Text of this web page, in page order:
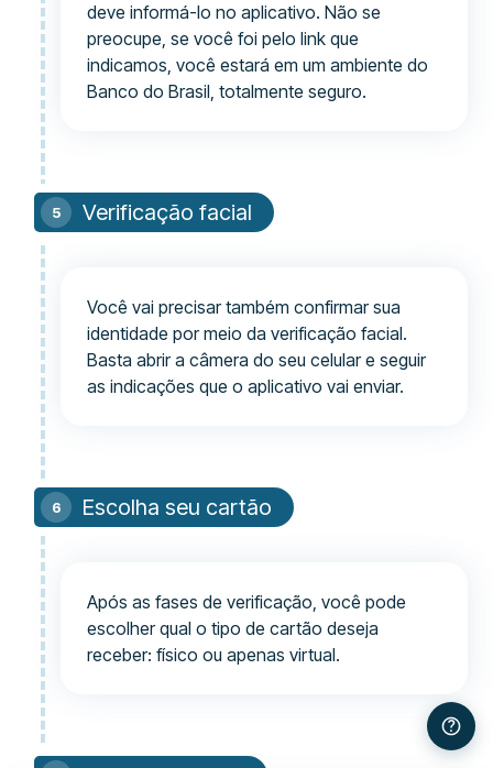
deve informá-lo no aplicativo. Não se
preocupe, se você foi pelo link que
indicamos, você estará em um ambiente do
Banco do Brasil, totalmente seguro.
Verificação facial
Você vai precisar também confirmar sua
identidade por meio da verificação facial.
Basta abrir a câmera do seu celular e seguir
as indicações que o aplicativo vai enviar.
Escolha seu cartão
Após as fases de verificação, você pode
escolher qual o tipo de cartão deseja
receber: físico ou apenas virtual.